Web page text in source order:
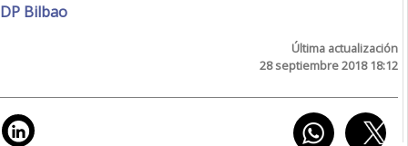
DP Bilbao
Última actualización
28 septiembre 2018 18:12